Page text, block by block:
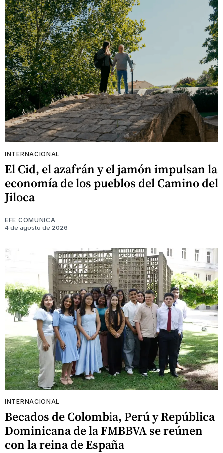
INTERNACIONAL
El Cid, el azafrán y el jamón impulsan la
economía de los pueblos del Camino del
Jiloca
EFE COMUNICA
4 de agosto de 2026
INTERNACIONAL
Becados de Colombia, Perú y República
Dominicana de la FMBBVA se reúnen
con la reina de España